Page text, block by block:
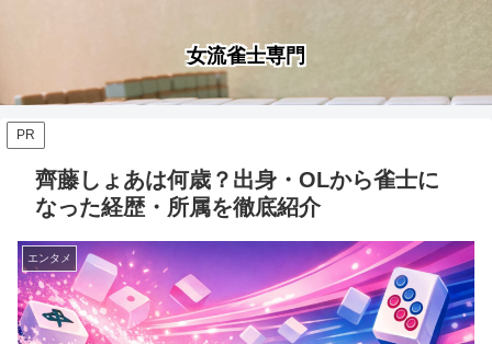
女流雀士専門
PR
齊藤しょあは何歳？出身・OLから雀士に
なった経歴・所属を徹底紹介
エンタメ